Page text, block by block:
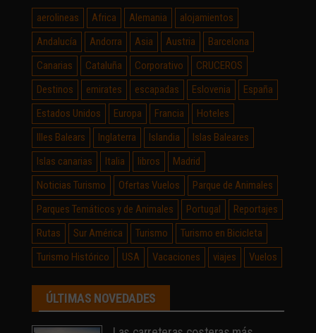
aerolineas Africa Alemania
alojamientos
Andalucía
Andorra Asia Austria
Barcelona
Canarias
Cataluña Corporativo
CRUCEROS
Destinos
emirates escapadas Eslovenia
España
Estados Unidos
Europa Francia
Hoteles
Illes Balears
Inglaterra Islandia
Islas Baleares
Islas canarias
Italia libros
Madrid
Noticias Turismo
Ofertas Vuelos
Parque de Animales
Parques Temáticos y de Animales
Portugal
Reportajes
Rutas
Sur América Turismo
Turismo en Bicicleta
Turismo Histórico
USA Vacaciones viajes Vuelos
ÚLTIMAS NOVEDADES